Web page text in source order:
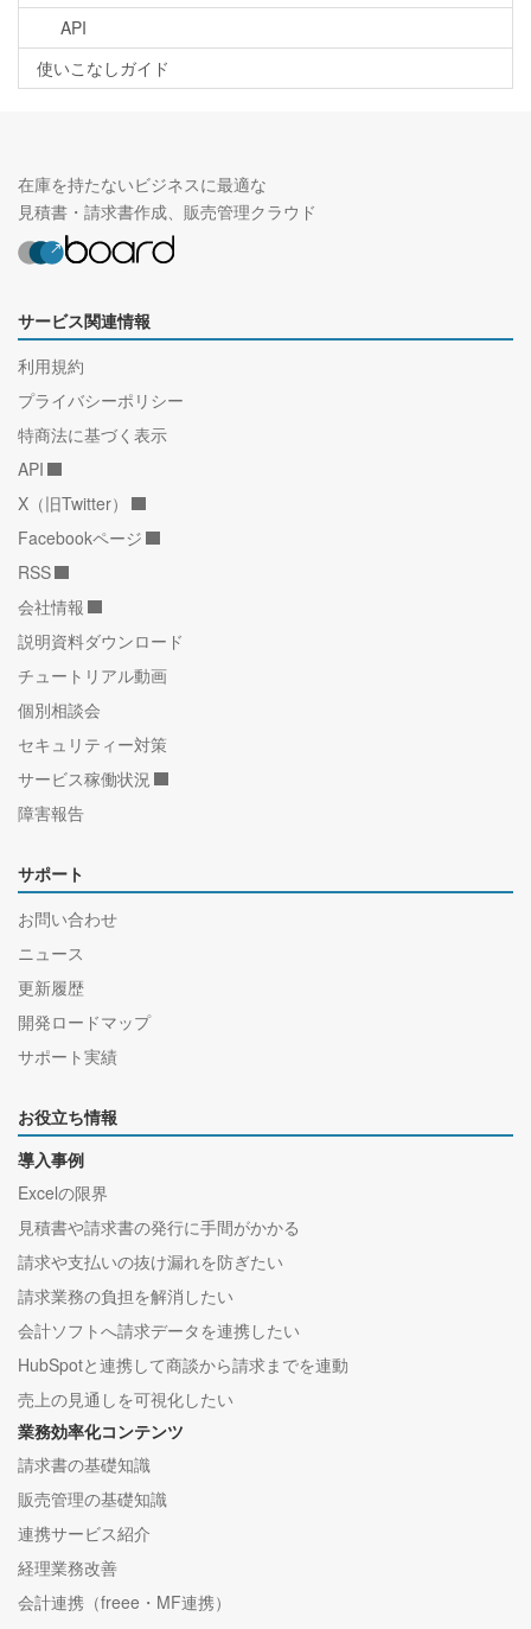
API
使いこなしガイド
在庫を持たないビジネスに最適な
見積書・請求書作成、販売管理クラウド
サービス関連情報
利用規約
プライバシーポリシー
特商法に基づく表示
API
X（旧Twitter）
Facebookページ
RSS
会社情報
説明資料ダウンロード
チュートリアル動画
個別相談会
セキュリティー対策
サービス稼働状況
障害報告
サポート
お問い合わせ
ニュース
更新履歴
開発ロードマップ
サポート実績
お役立ち情報
導入事例
Excelの限界
見積書や請求書の発行に手間がかかる
請求や支払いの抜け漏れを防ぎたい
請求業務の負担を解消したい
会計ソフトへ請求データを連携したい
HubSpotと連携して商談から請求までを連動
売上の見通しを可視化したい
業務効率化コンテンツ
請求書の基礎知識
販売管理の基礎知識
連携サービス紹介
経理業務改善
会計連携（freee・MF連携）